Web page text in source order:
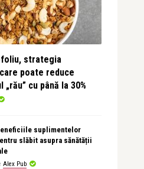
strategia
poate reduce
cu până la 30%
suplimentelor
slăbit asupra sănătății
Alex Pub